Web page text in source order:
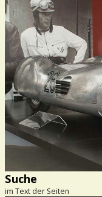
Suche
im Text der Seiten